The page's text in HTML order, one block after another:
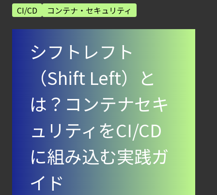
クラウドネイティブ時代に必要な対策の全体像
【ブログ】
クラウド構成ミスを未然に防ぐSecurity
Managementの全体像
JADEPUFFER
の進化：
エージェント型脅威アクターが
モデルの破壊を目的としたランサムウェアを
CI/CD
コンテナ・セキュリティ
シフトレフト
（Shift Left）と
は？コンテナセキ
ュリティをCI/CD
に組み込む実践ガ
イド